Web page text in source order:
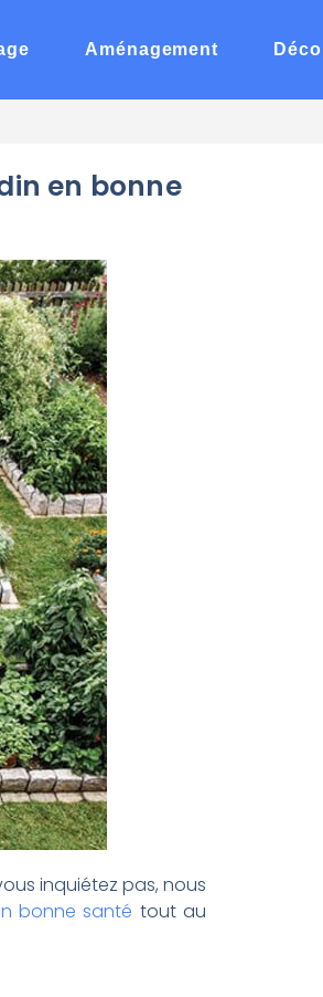
Aménagement
en bonne
inquiétez pas, nous
bonne santé tout au